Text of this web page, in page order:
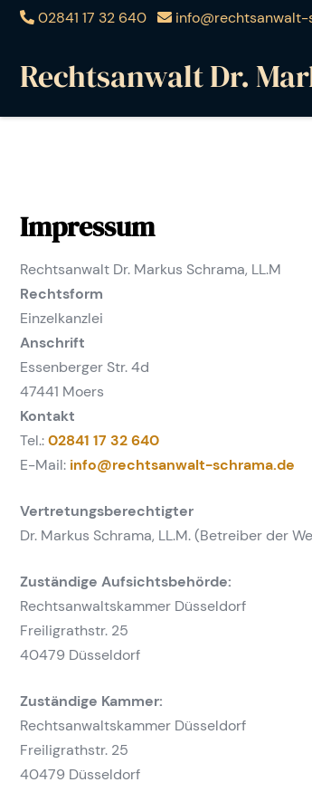
02841 17 32 640 info@rechtsanwalt-
Rechtsanwalt Dr.
Impressum
Rechtsanwalt Dr. Markus Schrama, LL.M
Rechtsform
Einzelkanzlei
Anschrift
Essenberger Str. 4d
47441 Moers
Kontakt
Tel.:02841 17 32 640
E-Mail: info@rechtsanwalt-schrama.de
Vertretungsberechtigter
Dr. Markus Schrama, LL.M. (Betreiber der
Zuständige Aufsichtsbehörde:
Rechtsanwaltskammer Düsseldorf
Freiligrathstr. 25
40479 Düsseldorf
Zuständige Kammer:
Rechtsanwaltskammer Düsseldorf
Freiligrathstr. 25
40479 Düsseldorf